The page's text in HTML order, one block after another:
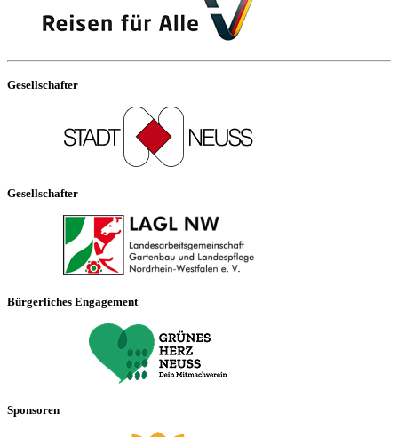
Gesellschafter
Gesellschafter
Bürgerliches Engagement
Sponsoren